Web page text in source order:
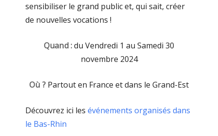
sensibiliser le grand public et, qui sait, créer
de nouvelles vocations !
Quand :du Vendredi 1 au Samedi 30
novembre 2024
Où ?Partout en France et dans le Grand-Est
Découvrez ici les événements organisés dans
le Bas-Rhin